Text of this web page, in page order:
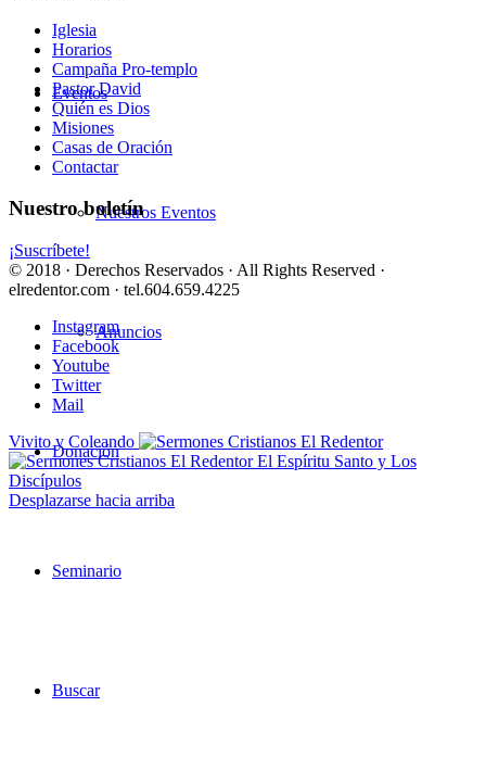
Eventos
Nuestros Eventos
Anuncios
Donación
Seminario
Buscar
Iglesia
Horarios
Campaña Pro-templo
Pastor David
Quién es Dios
Misiones
Casas de Oración
Contactar
Nuestro boletín
¡Suscríbete!
© 2018 · Derechos Reservados · All Rights Reserved ·
elredentor.com · tel.604.659.4225
Instagram
Facebook
Youtube
Twitter
Mail
Vivito y Coleando
El Espíritu Santo y Los
Discípulos
Desplazarse hacia arriba